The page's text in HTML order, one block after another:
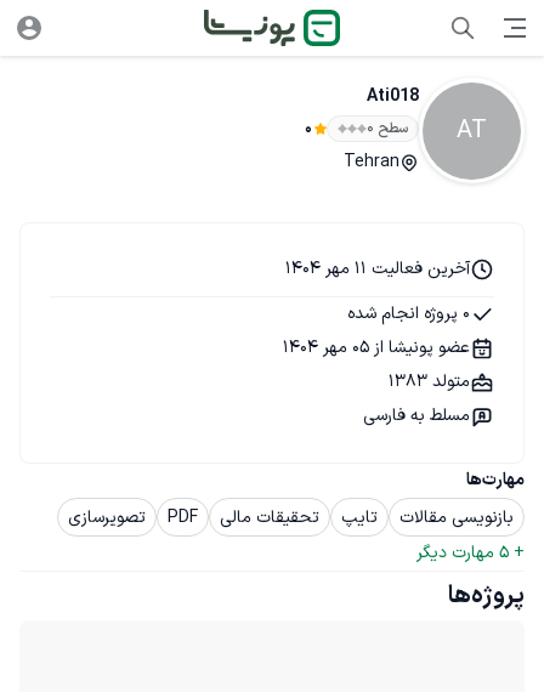
AT
Ati018
سطح ۰ 0
Tehran
مهارت‌ها
بازنویسی مقالات
تایپ تحقیقات مالی PDF
تصویرسازی
+
5 مهارت دیگر
آخرین فعالیت 11 مهر 1404
0 پروژه انجام شده
عضو پونیشا از 05 مهر 1404
متولد 1383
مسلط به فارسی
پروژه‌ها